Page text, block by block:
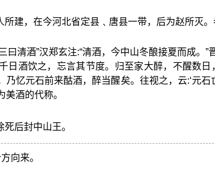
所建，在今河北省定县﹑唐县一带，后为赵所灭
曰清酒”汉郑玄注:“清酒，今中山冬酿接夏而成。”
日酒饮之，忘言其节度。归至家大醉，不醒数
忆元石前来酤酒，醉当醒矣。往视之，云:‘元石
美酒的代称。
后封中山王。
向来。